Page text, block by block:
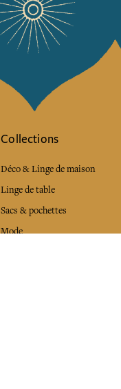
Collections
Déco & Linge de maison
Linge de table
Sacs & pochettes
Mode